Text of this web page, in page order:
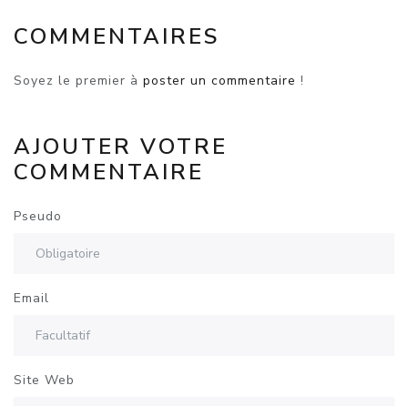
COMMENTAIRES
Soyez le premier à poster un commentaire !
AJOUTER VOTRE
COMMENTAIRE
Pseudo
Email
Site Web